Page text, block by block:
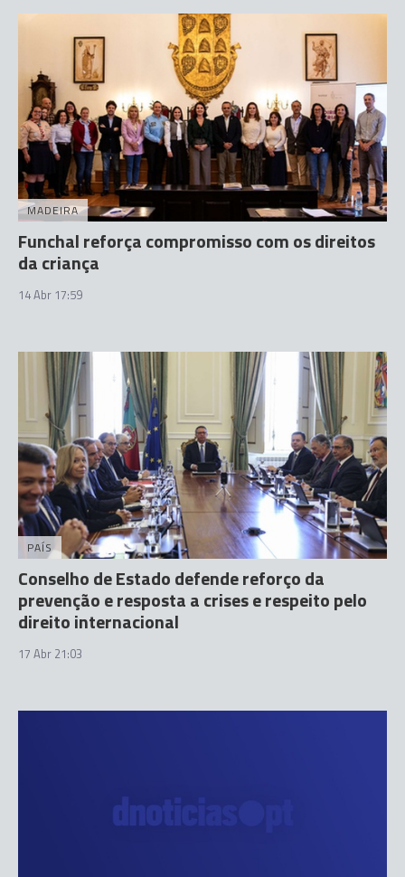
MADEIRA
Funchal reforça compromisso com os direitos
da criança
14 Abr 17:59
PAÍS
Conselho de Estado defende reforço da
prevenção e resposta a crises e respeito pelo
direito internacional
17 Abr 21:03